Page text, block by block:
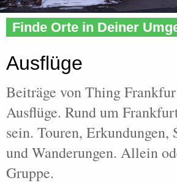
Finde Orte in Deiner
Ausflüge
Beiträge von Thing
Ausflüge. Rund um
sein. Touren, Erkundungen,
und Wanderungen. Allein
Gruppe.
Recent Posts